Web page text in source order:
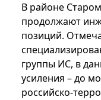
В районе
продолжают
позиций.
группы ИС, в
усиления – до
российско-